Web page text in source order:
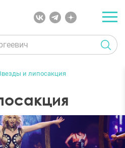
и липосакция